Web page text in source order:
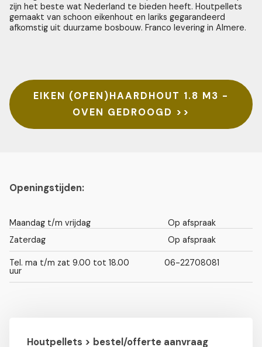
zijn het beste wat Nederland te bieden heeft. Houtpellets
gemaakt van schoon eikenhout en lariks gegarandeerd
afkomstig uit duurzame bosbouw. Franco levering in Almere.
EIKEN (OPEN)HAARDHOUT 1.8 M3 -
OVEN GEDROOGD >>
Openingstijden:
Maandag t/m vrijdag
Op afspraak
Zaterdag
Op afspraak
Tel. ma t/m zat 9.00 tot 18.00
uur
06-22708081
Houtpellets > bestel/offerte aanvraag